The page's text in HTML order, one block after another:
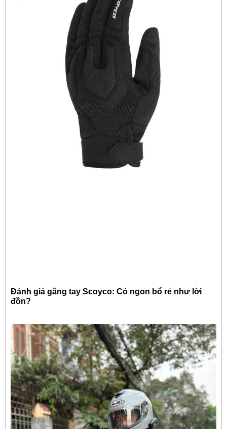
Đánh giá găng tay Scoyco: Có ngon bổ rẻ như lời
đồn?